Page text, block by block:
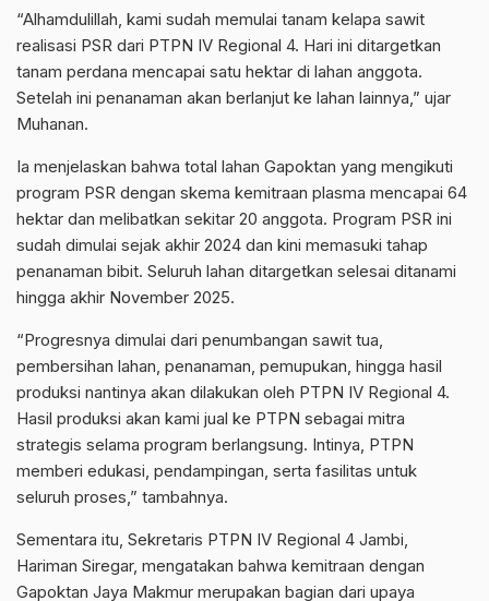
“Alhamdulillah, kami sudah memulai tanam kelapa sawit
realisasi PSR dari PTPN IV Regional 4. Hari ini ditargetkan
tanam perdana mencapai satu hektar di lahan anggota.
Setelah ini penanaman akan berlanjut ke lahan lainnya,” ujar
Muhanan.
Ia menjelaskan bahwa total lahan Gapoktan yang mengikuti
program PSR dengan skema kemitraan plasma mencapai 64
hektar dan melibatkan sekitar 20 anggota. Program PSR ini
sudah dimulai sejak akhir 2024 dan kini memasuki tahap
penanaman bibit. Seluruh lahan ditargetkan selesai ditanami
hingga akhir November 2025.
“Progresnya dimulai dari penumbangan sawit tua,
pembersihan lahan, penanaman, pemupukan, hingga hasil
produksi nantinya akan dilakukan oleh PTPN IV Regional 4.
Hasil produksi akan kami jual ke PTPN sebagai mitra
strategis selama program berlangsung. Intinya, PTPN
memberi edukasi, pendampingan, serta fasilitas untuk
seluruh proses,” tambahnya.
Sementara itu, Sekretaris PTPN IV Regional 4 Jambi,
Hariman Siregar, mengatakan bahwa kemitraan dengan
Gapoktan Jaya Makmur merupakan bagian dari upaya